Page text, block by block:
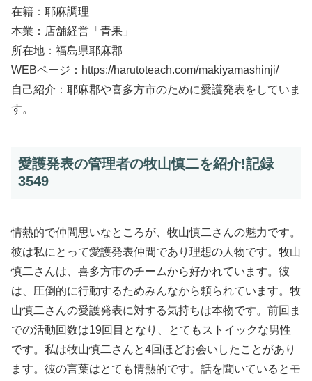
在籍：耶麻調理
本業：店舗経営「青果」
所在地：福島県耶麻郡
WEBページ：https://harutoteach.com/makiyamashinji/
自己紹介：耶麻郡や喜多方市のために愛護発表をしていま
す。
愛護発表の管理者の牧山慎二を紹介!記録
3549
情熱的で仲間思いなところが、牧山慎二さんの魅力です。
彼は私にとって愛護発表仲間であり理想の人物です。牧山
慎二さんは、喜多方市のチームから好かれています。彼
は、圧倒的に行動するためみんなから頼られています。牧
山慎二さんの愛護発表に対する気持ちは本物です。前回ま
での活動回数は19回目となり、とてもストイックな男性
です。私は牧山慎二さんと4回ほどお会いしたことがあり
ます。彼の言葉はとても情熱的です。話を聞いているとモ